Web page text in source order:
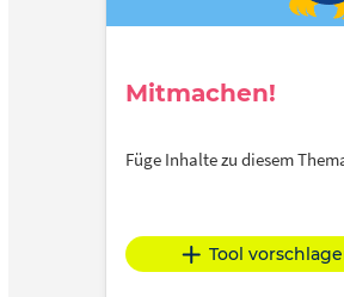
Mitmachen!
Füge Inhalte zu diesem
Tool